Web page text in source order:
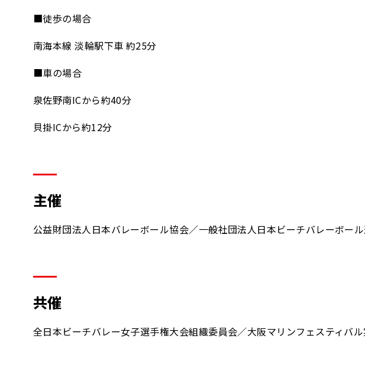
■徒歩の場合
南海本線 淡輪駅下車 約25分
■車の場合
泉佐野南ICから約40分
貝掛ICから約12分
主催
公益財団法人日本バレーボール協会／一般社団法人日本ビーチバレーボー
共催
全日本ビーチバレー女子選手権大会組織委員会／大阪マリンフェスティバ